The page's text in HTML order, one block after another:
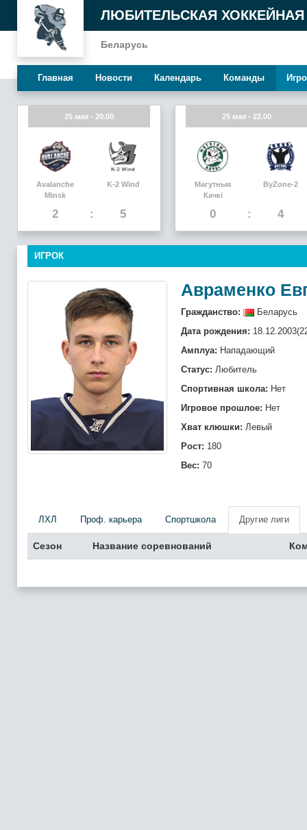
ЛЮБИТЕЛЬСКАЯ ХОККЕЙНАЯ
Беларусь
Главная Новости Календарь Команды
25 мая - 20.00
Avalanche
Minsk
2
K-2 Wind
5
25 мая - 22.00
Магутныя
Качкi
0
ByZone-2
4
ИГРОК
Авраменко
Гражданство:
Беларусь
Дата рождения:
Амплуа: Нападающий
Статус: Любитель
Спортивная школа: Нет
Игровое прошлое: Нет
Хват клюшки: Левый
Рост: 180
Вес: 70
ЛХЛ Проф. карьера Спортшкола Другие лиги
Сезон Название соревнований